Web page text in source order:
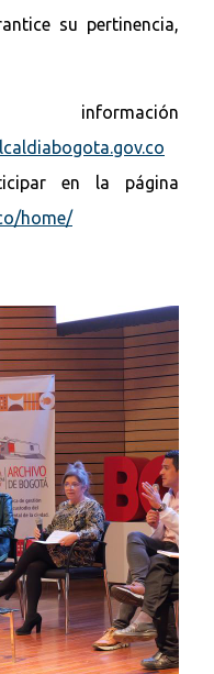
su pertinencia,
en la página
home/